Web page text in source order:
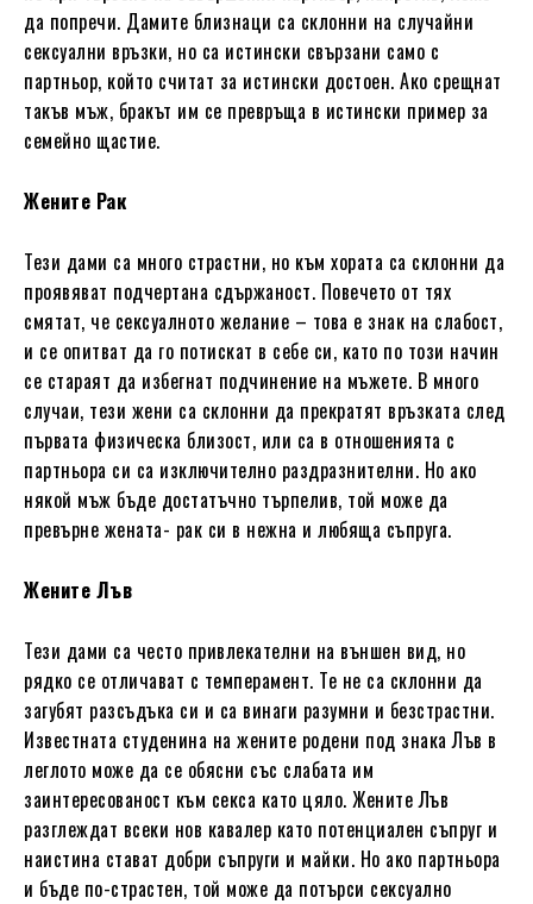
да попречи. Дамите близнаци са склонни на случайни
сексуални връзки, но са истински свързани само с
партньор, който считат за истински достоен. Ако срещнат
такъв мъж, бракът им се превръща в истински пример за
семейно щастие.
Жените Рак
Тези дами са много страстни, но към хората са склонни да
проявяват подчертана сдържаност. Повечето от тях
смятат, че сексуалното желание – това е знак на слабост,
и се опитват да го потискат в себе си, като по този начин
се стараят да избегнат подчинение на мъжете. В много
случаи, тези жени са склонни да прекратят връзката след
първата физическа близост, или са в отношенията с
партньора си са изключително раздразнителни. Но ако
някой мъж бъде достатъчно търпелив, той може да
превърне жената- рак си в нежна и любяща съпруга.
Жените Лъв
Тези дами са често привлекателни на външен вид, но
рядко се отличават с темперамент. Те не са склонни да
загубят разсъдъка си и са винаги разумни и безстрастни.
Известната студенина на жените родени под знака Лъв в
леглото може да се обясни със слабата им
заинтересованост към секса като цяло. Жените Лъв
разглеждат всеки нов кавалер като потенциален съпруг и
наистина стават добри съпруги и майки. Но ако партньора
и бъде по-страстен, той може да потърси сексуално